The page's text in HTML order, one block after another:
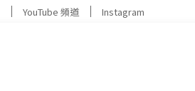
YouTube 頻道 Instagram